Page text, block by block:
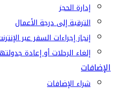
إدارة الحجز
الترقية إلى درجة الأعمال
إنجاز إجراءات السفر عبر
إلغاء الرحلات أو إعادة
الإضافات
شراء الإضافات